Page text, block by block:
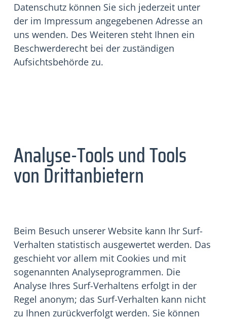
Datenschutz können Sie sich jederzeit unter
der im Impressum angegebenen Adresse an
uns wenden. Des Weiteren steht Ihnen ein
Beschwerderecht bei der zuständigen
Aufsichtsbehörde zu.
Analyse-Tools und Tools
von Drittanbietern
Beim Besuch unserer Website kann Ihr Surf-
Verhalten statistisch ausgewertet werden. Das
geschieht vor allem mit Cookies und mit
sogenannten Analyseprogrammen. Die
Analyse Ihres Surf-Verhaltens erfolgt in der
Regel anonym; das Surf-Verhalten kann nicht
zu Ihnen zurückverfolgt werden. Sie können